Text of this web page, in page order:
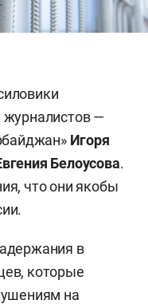
журналистов —
Игоря
Белоусова.
что они якобы
в
которые
на